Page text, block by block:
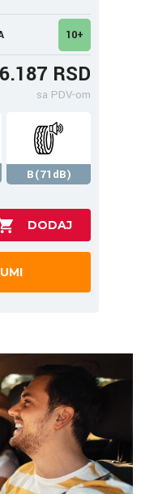
10+
6.187 RSD
sa PDV-om
B(71dB)